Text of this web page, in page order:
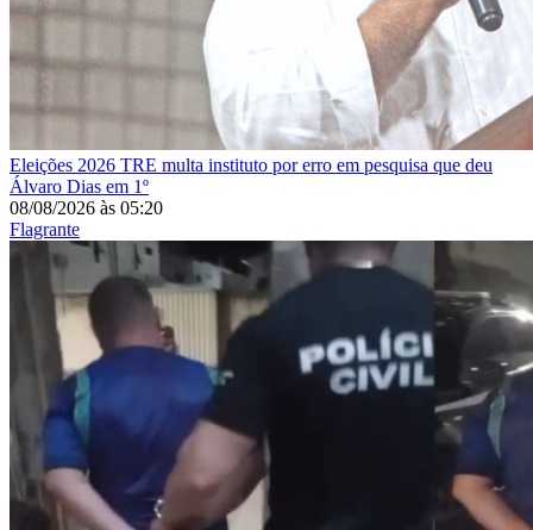
Eleições 2026 TRE multa instituto por erro em pesquisa que deu
Álvaro Dias em 1º
08/08/2026 às 05:20
Flagrante